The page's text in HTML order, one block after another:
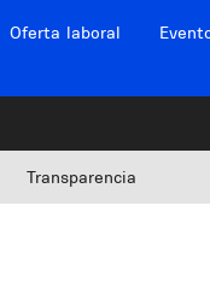
Oferta laboral
Transparencia